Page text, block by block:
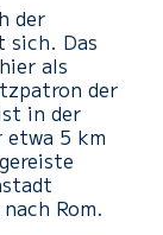
der
sich. Das
als
der
in der
etwa 5 km
Rom.